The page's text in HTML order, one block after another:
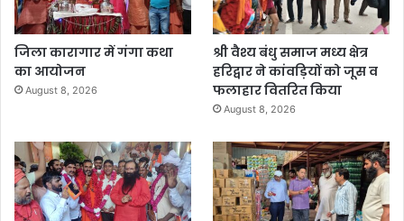
जिला कारागार में गंगा कथा
का आयोजन
August 8, 2026
श्री वैश्य बंधु समाज मध्य क्षेत्र
हरिद्वार ने कांवड़ियों को जूस व
फलाहार वितरित किया
August 8, 2026